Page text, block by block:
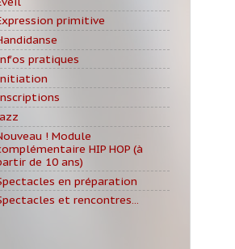
primitive
pratiques
! Module
HIP HOP (à
de 10 ans)
en préparation
et rencontres...